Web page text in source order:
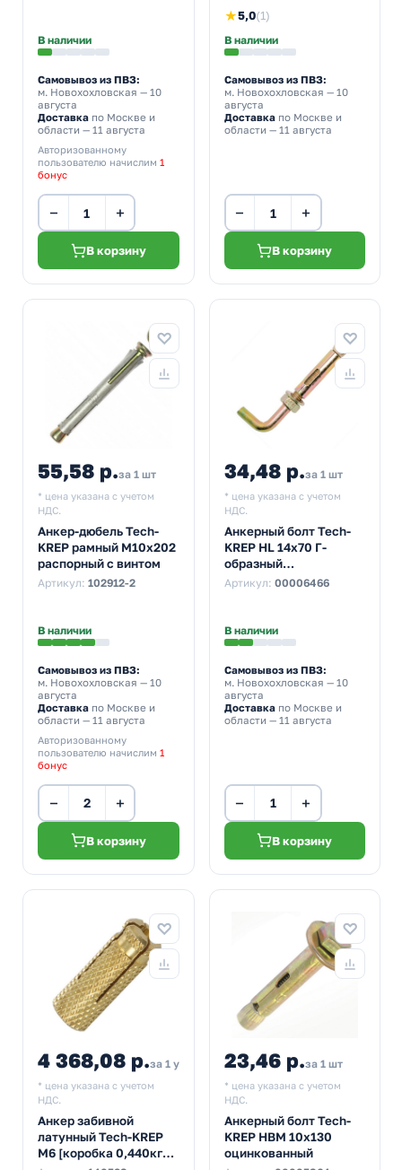
В наличии
Самовывоз из ПВЗ:
м. Новохохловская — 10
августа
Доставка по Москве и
области — 11 августа
Авторизованному
пользователю начислим 1
бонус
− +
В корзину
★5,0(1)
В наличии
Самовывоз из ПВЗ:
м. Новохохловская — 10
августа
Доставкапо Москве и
области — 11 августа
− +
В корзину
55,58 р.за 1 шт
* цена указана с учетом
НДС.
Анкер-дюбель Tech-
KREP рамный М10х202
распорный с винтом
Артикул: 102912-2
В наличии
Самовывоз из ПВЗ:
м. Новохохловская — 10
августа
Доставка по Москве и
области — 11 августа
Авторизованному
пользователю начислим 1
бонус
− +
В корзину
34,48 р.за 1 шт
* цена указана с учетом
НДС.
Анкерный болт Tech-
KREP HL 14х70 Г-
образный
оцинкованный
Артикул: 00006466
В наличии
Самовывоз из ПВЗ:
м. Новохохловская — 10
августа
Доставкапо Москве и
области — 11 августа
− +
В корзину
4 368,08 р.за 1 упак
* цена указана с учетом
НДС.
Анкер забивной
латунный Tech-KREP
М6 [коробка 0,440кг
23,46 р.за 1 шт
* цена указана с учетом
НДС.
Анкерный болт Tech-
KREP HBM 10х130
оцинкованный